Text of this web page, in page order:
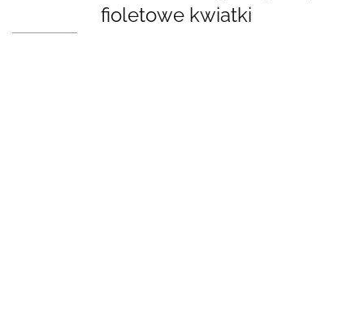
fioletowe kwiatki